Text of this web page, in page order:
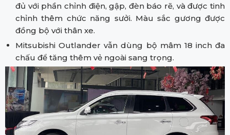
đủ với phần chỉnh điện, gập, đèn báo rẽ, và được tinh
chỉnh thêm chức năng sưởi. Màu sắc gương được
đồng bộ với thân xe.
Mitsubishi Outlander vẫn dùng bộ mâm 18 inch đa
chấu để tăng thêm vẻ ngoài sang trọng.